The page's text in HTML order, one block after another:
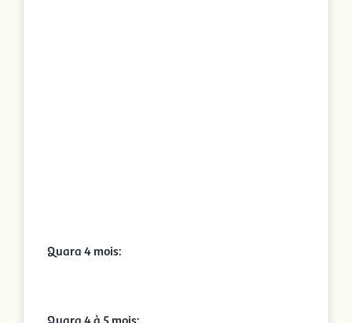
Quara 4 mois:
Quara 4 à 5 mois: